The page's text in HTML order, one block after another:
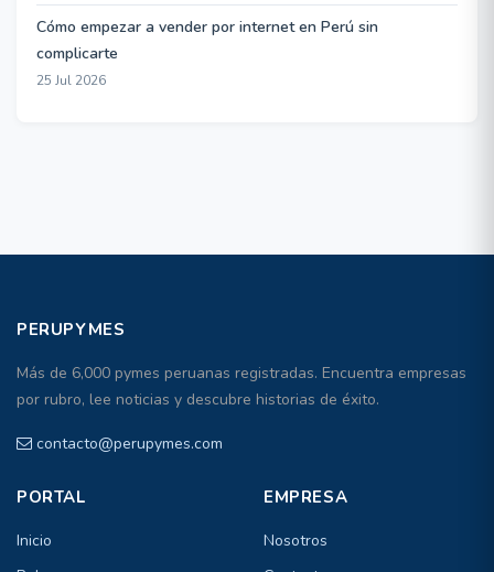
Cómo empezar a vender por internet en Perú sin
complicarte
25 Jul 2026
PERUPYMES
Más de 6,000 pymes peruanas registradas. Encuentra empresas
por rubro, lee noticias y descubre historias de éxito.
contacto@perupymes.com
PORTAL
Inicio
EMPRESA
Nosotros